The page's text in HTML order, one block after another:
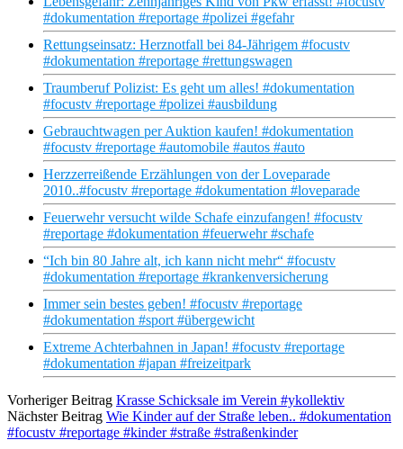
#dokumentation #reportage #polizei #gefahr
Rettungseinsatz: Herznotfall bei 84-Jährigem #focustv
#dokumentation #reportage #rettungswagen
Traumberuf Polizist: Es geht um alles! #dokumentation
#focustv #reportage #polizei #ausbildung
Gebrauchtwagen per Auktion kaufen! #dokumentation
#focustv #reportage #automobile #autos #auto
Herzzerreißende Erzählungen von der Loveparade
2010..#focustv #reportage #dokumentation #loveparade
Feuerwehr versucht wilde Schafe einzufangen! #focustv
#reportage #dokumentation #feuerwehr #schafe
“Ich bin 80 Jahre alt, ich kann nicht mehr“ #focustv
#dokumentation #reportage #krankenversicherung
Immer sein bestes geben! #focustv #reportage
#dokumentation #sport #übergewicht
Extreme Achterbahnen in Japan! #focustv #reportage
#dokumentation #japan #freizeitpark
Vorheriger Beitrag Krasse Schicksale im Verein #ykollektiv
Nächster Beitrag Wie Kinder auf der Straße leben.. #dokumentation
#focustv #reportage #kinder #straße #straßenkinder